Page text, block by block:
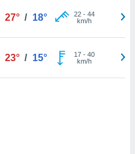
27° / 18° 22- 44
km/h
23° / 15° 17- 40
km/h